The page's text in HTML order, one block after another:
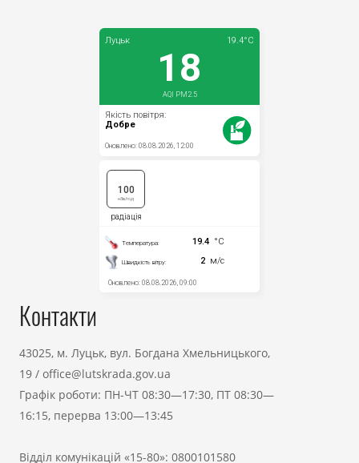
Контакти
43025, м. Луцьк, вул. Богдана Хмельницького,
19 / office@lutskrada.gov.ua
Графік роботи: ПН-ЧТ 08:30—17:30, ПТ 08:30—
16:15, перерва 13:00—13:45
Відділ комунікацій «15-80»: 0800101580